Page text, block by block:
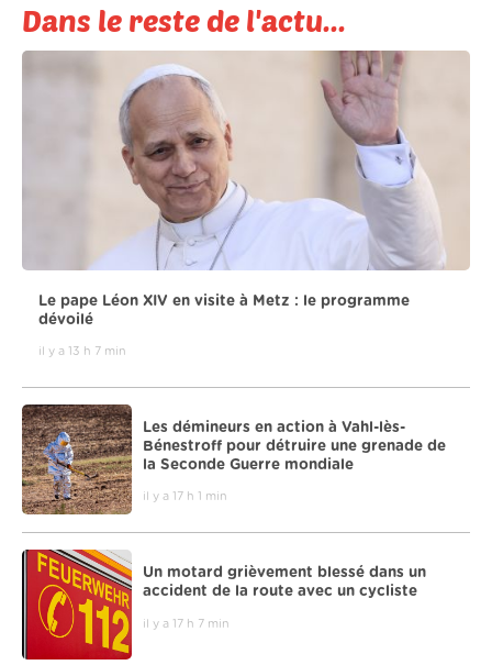
Dans le reste de l'actu...
Le pape Léon XIV en visite à Metz : le programme
dévoilé
il y a 13 h 7 min
Les démineurs en action à Vahl-lès-
Bénestroff pour détruire une grenade de
la Seconde Guerre mondiale
il y a 17 h 1 min
Un motard grièvement blessé dans un
accident de la route avec un cycliste
il y a 17 h 7 min